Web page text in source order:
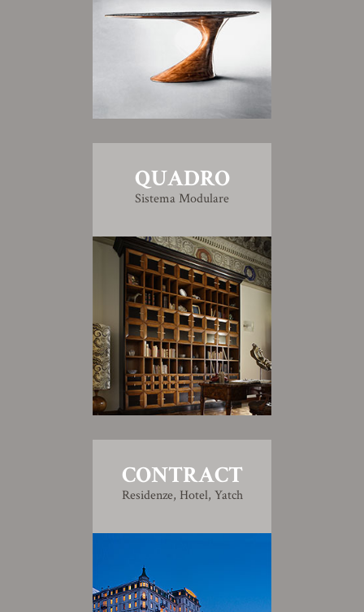
QUADRO
Sistema Modulare
CONTRACT
Residenze, Hotel, Yatch